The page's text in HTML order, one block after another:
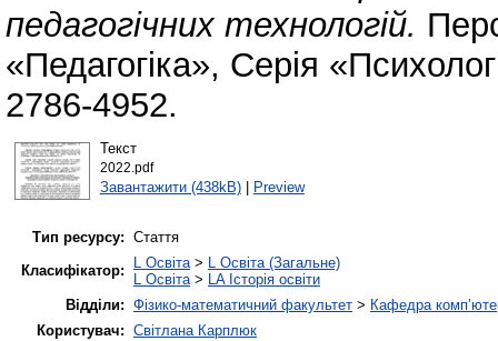
педагогічних технологій.
«Педагогіка», Серія
2786-4952.
Текст
2022.pdf
Завантажити (438kB)| Preview
Тип ресурсу: Стаття
Класифікатор:
L Освіта> L Освіта (Загальне)
L Освіта> LA Історія освіти
Відділи: Фізико-математичний факультет > Кафедра
Користувач: Світлана Карплюк